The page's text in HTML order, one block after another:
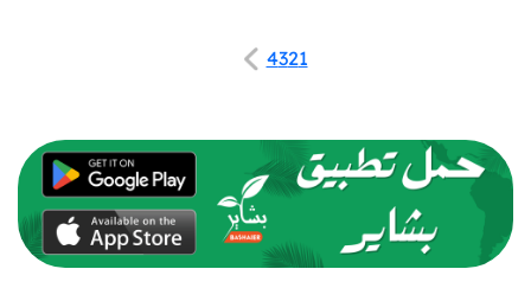
1
2
3
4